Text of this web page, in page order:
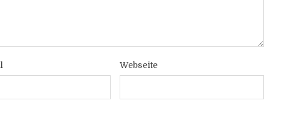
Webseite